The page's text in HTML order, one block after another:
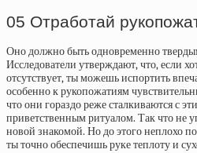
05 Отработай
Оно должно быть одновременно
Исследователи утверждают, что, если
отсутствует, ты можешь испортить
особенно к рукопожатиям
что они гораздо реже сталкиваются с
приветственным ритуалом. Так что не
новой знакомой. Но до этого неплохо
ты точно обеспечишь руке теплоту и